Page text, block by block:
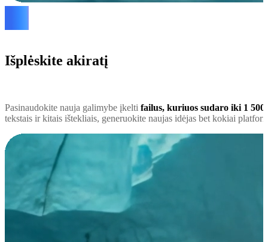
Išplėskite akiratį
Pasinaudokite nauja galimybe įkelti failus, kuriuos sudaro iki 1 500
tekstais ir kitais ištekliais, generuokite naujas idėjas bet kokiai